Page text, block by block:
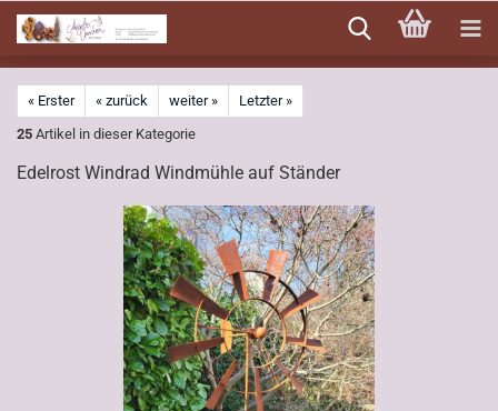
zum
Hauptinhalt
« Erster « zurück weiter »
Letzter »
25 Artikel in dieser Kategorie
Edelrost Windrad Windmühle auf Ständer